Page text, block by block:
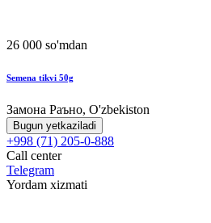
26 000 so'mdan
Semena tikvi 50g
Замона Раъно, O'zbekiston
Bugun yetkaziladi
+998 (71) 205-0-888
Call center
Telegram
Yordam xizmati